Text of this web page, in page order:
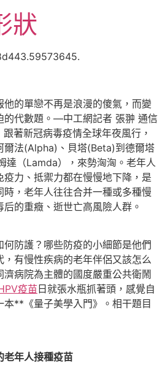
狀
的單戀不再是浪漫的傻氣，而變
的代數題。—中工網記者 張翀 通信
著新冠病毒疫情全球年夜風行，
爾法(Alpha)、貝塔(Beta)到德爾塔
達（Lamda），來勢洶洶。老年人
力、抵禦力都在慢慢地下降，是
，老年人往往合并一種或多種慢
的重癥、逝世亡高風險人群。
防護？哪些防疫的小細節是他們
有慢性疾病的老年伴侶又該怎么
病院為主體的國度嚴重公共衛鬧
疫苗 日就張水瓶抓著頭，感覺自
本**《量子美學入門》。相干題目
年人接種疫苗